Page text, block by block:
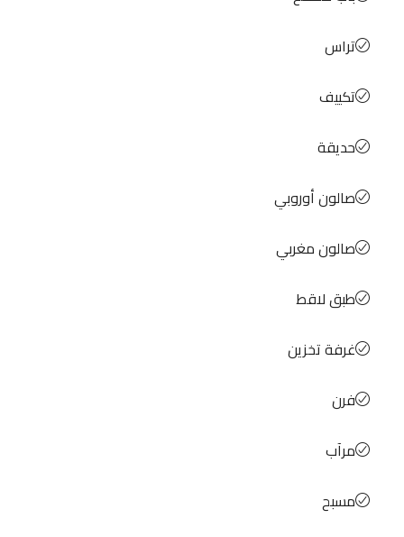
تراس
تكييف
حديقة
صالون أوروبي
صالون مغربي
طبق لاقط
غرفة تخزين
فرن
مرآب
مسبح